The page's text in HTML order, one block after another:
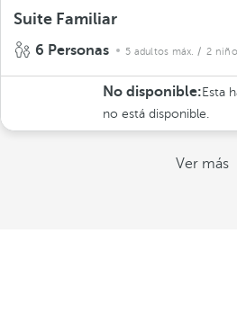
Suite Familiar
6 Personas
5 adultos máx. / 2
No disponible: Esta
no está disponible.
Ver más